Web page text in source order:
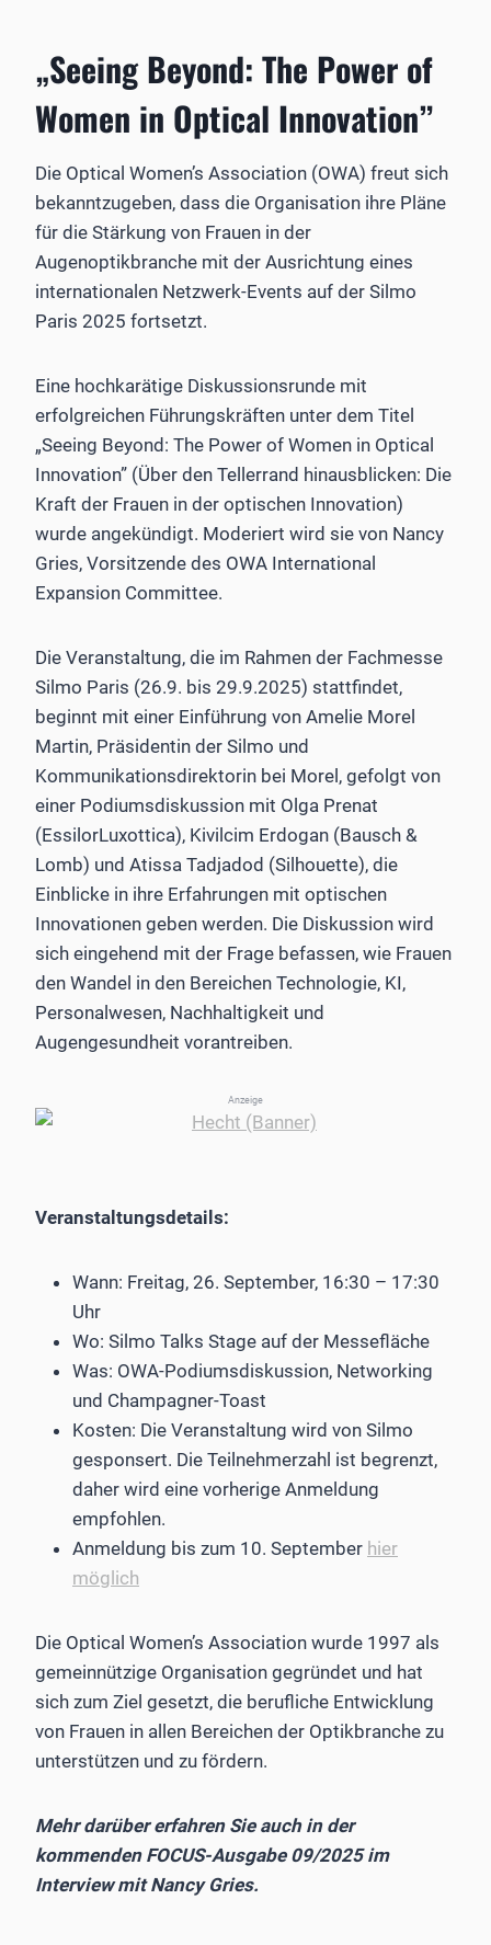
„Seeing Beyond: The Power of
Women in Optical Innovation”
Die Optical Women’s Association (OWA) freut sich
bekanntzugeben, dass die Organisation ihre Pläne
für die Stärkung von Frauen in der
Augenoptikbranche mit der Ausrichtung eines
internationalen Netzwerk-Events auf der Silmo
Paris 2025 fortsetzt.
Eine hochkarätige Diskussionsrunde mit
erfolgreichen Führungskräften unter dem Titel
„Seeing Beyond: The Power of Women in Optical
Innovation” (Über den Tellerrand hinausblicken: Die
Kraft der Frauen in der optischen Innovation)
wurde angekündigt. Moderiert wird sie von Nancy
Gries, Vorsitzende des OWA International
Expansion Committee.
Die Veranstaltung, die im Rahmen der Fachmesse
Silmo Paris (26.9. bis 29.9.2025) stattfindet,
beginnt mit einer Einführung von Amelie Morel
Martin, Präsidentin der Silmo und
Kommunikationsdirektorin bei Morel, gefolgt von
einer Podiumsdiskussion mit Olga Prenat
(EssilorLuxottica), Kivilcim Erdogan (Bausch &
Lomb) und Atissa Tadjadod (Silhouette), die
Einblicke in ihre Erfahrungen mit optischen
Innovationen geben werden. Die Diskussion wird
sich eingehend mit der Frage befassen, wie Frauen
den Wandel in den Bereichen Technologie, KI,
Personalwesen, Nachhaltigkeit und
Augengesundheit vorantreiben.
Anzeige
Veranstaltungsdetails:
Wann: Freitag, 26. September, 16:30 – 17:30
Uhr
Wo: Silmo Talks Stage auf der Messefläche
Was: OWA-Podiumsdiskussion, Networking
und Champagner-Toast
Kosten: Die Veranstaltung wird von Silmo
gesponsert. Die Teilnehmerzahl ist begrenzt,
daher wird eine vorherige Anmeldung
empfohlen.
Anmeldung bis zum 10. September hier
möglich
Die Optical Women’s Association wurde 1997 als
gemeinnützige Organisation gegründet und hat
sich zum Ziel gesetzt, die berufliche Entwicklung
von Frauen in allen Bereichen der Optikbranche zu
unterstützen und zu fördern.
Mehr darüber erfahren Sie auch in der
kommenden FOCUS-Ausgabe 09/2025 im
Interview mit Nancy Gries.